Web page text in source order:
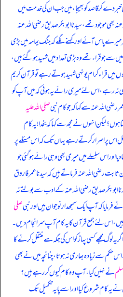
دے کر قاصد کو بھیجا، میں جب ان کی خدمت میں
بھی موجود تھے، سیدنا ابوبکر صدیق رضی اللہ عنہ
میرے پاس آئے اور کہنے لگے کہ جنگ یمامہ میں بڑی
سے جو قراء تھے وہ بڑی تعداد میں شہید ہو گئے ہیں،
میں قراء کرام یونہی شہید ہوتے رہے تو قرآن کریم
ہی نہ رہے، اس لئے میری رائے یہ ہوئی کہ میں آپ کو
اللہ عنہ سے کہا کہ جو کام نبیصلی اللہ علیہ
ہوں؟ لیکن انہوں نے مجھ سے کہا کہ بخدا! یہ کام
اس پر اصرار کرتے رہے یہاں تک کہ اس مسئلے پر
اور اس سلسلے میں میری بھی وہی رائے ہو گئی جو
ثابت رضی اللہ عنہ فرماتے ہیں کہ سیدنا عمر فاروق
ابوبکر صدیق رضی اللہ عنہ کے ادب سے بولتے نہ
فرمایا کہ آپ ایک سمجھدار نوجوان ہیں اور نبیصلی
اس لئے جمع قرآن کا یہ کام آپ سر انجام دیں۔
یہ لوگ مجھے کسی پہاڑ کو اس کی جگہ سے منتقل کرنے کا
سے زیادہ بھاری نہ ہوتا، چنانچہ میں نے بھی
نے نہیں کیا، آپ وہ کام کیوں کر رہے ہیں؟
یہ کام شروع کیا اور اسے پایہ تکمیل تک